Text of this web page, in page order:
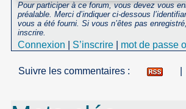
Pour participer à ce forum, vous devez vous
préalable. Merci d’indiquer ci-dessous
vous a été fourni. Si vous n’êtes pas
inscrire.
Connexion S’inscrire mot de passe
Suivre les commentaires :